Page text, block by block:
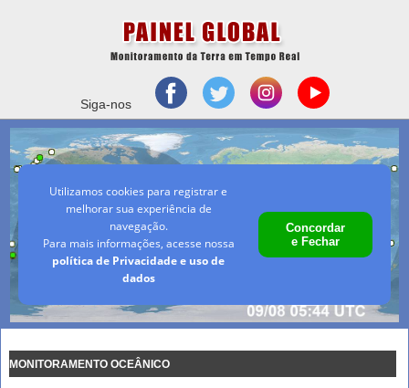
Siga-nos
MONITORAMENTO OCEÂNICO
Utilizamos cookies para registrar e
melhorar sua experiência de
navegação.
Para mais informações, acesse nossa
política de Privacidade e uso de
dados
Concordar
e Fechar